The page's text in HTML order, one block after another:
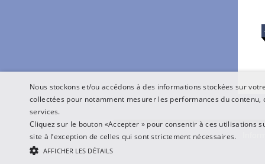
Nous stockons et/ou accédons à des informations stockées sur
collectées pour notamment mesurer les performances du
services.
Cliquez sur le bouton «Accepter » pour consentir à ces utilisations
site à l’exception de celles qui sont strictement nécessaires.
AFFICHER LES DÉTAILS